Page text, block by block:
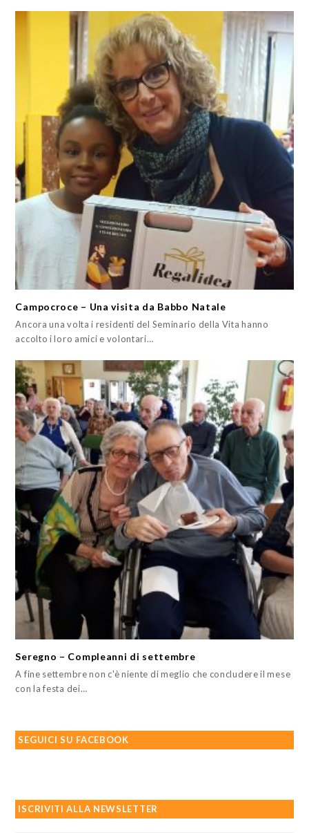
Campocroce – Una visita da Babbo Natale
Ancora una volta i residenti del Seminario della Vita hanno
accolto i loro amici e volontari…
Seregno – Compleanni di settembre
A fine settembre non c'è niente di meglio che concludere il mese
con la festa dei…
SEGUICI SU FACEBOOK
ISCRIVITI ALLA NEWSLETTER